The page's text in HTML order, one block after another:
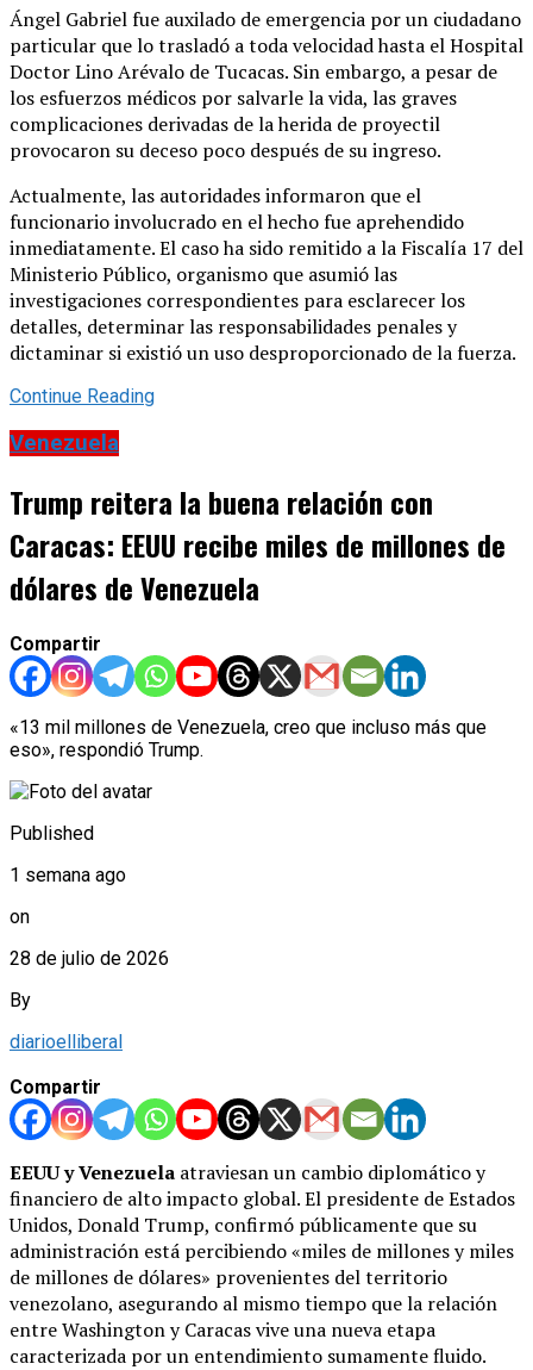
Ángel Gabriel fue auxilado de emergencia por un ciudadano
particular que lo trasladó a toda velocidad hasta el Hospital
Doctor Lino Arévalo de Tucacas. Sin embargo, a pesar de
los esfuerzos médicos por salvarle la vida, las graves
complicaciones derivadas de la herida de proyectil
provocaron su deceso poco después de su ingreso.
Actualmente, las autoridades informaron que el
funcionario involucrado en el hecho fue aprehendido
inmediatamente. El caso ha sido remitido a la Fiscalía 17 del
Ministerio Público, organismo que asumió las
investigaciones correspondientes para esclarecer los
detalles, determinar las responsabilidades penales y
dictaminar si existió un uso desproporcionado de la fuerza.
Continue Reading
Venezuela
Trump reitera la buena relación con
Caracas: EEUU recibe miles de millones de
dólares de Venezuela
Compartir
«13 mil millones de Venezuela, creo que incluso más que
eso», respondió Trump.
Published
1 semana ago
on
28 de julio de 2026
By
diarioelliberal
Compartir
EEUU y Venezuela atraviesan un cambio diplomático y
financiero de alto impacto global. El presidente de Estados
Unidos, Donald Trump, confirmó públicamente que su
administración está percibiendo «miles de millones y miles
de millones de dólares» provenientes del territorio
venezolano, asegurando al mismo tiempo que la relación
entre Washington y Caracas vive una nueva etapa
caracterizada por un entendimiento sumamente fluido.